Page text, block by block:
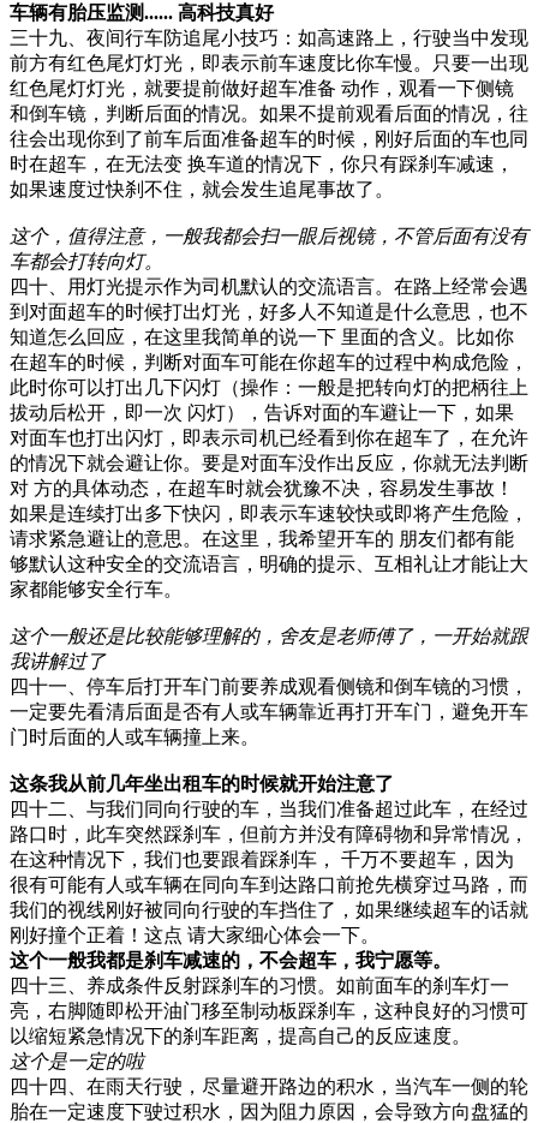
车辆有胎压监测...... 高科技真好
三十九、夜间行车防追尾小技巧：如高速路上，行驶当中发现
前方有红色尾灯灯光，即表示前车速度比你车慢。只要一出现
红色尾灯灯光，就要提前做好超车准备 动作，观看一下侧镜
和倒车镜，判断后面的情况。如果不提前观看后面的情况，往
往会出现你到了前车后面准备超车的时候，刚好后面的车也同
时在超车，在无法变 换车道的情况下，你只有踩刹车减速，
如果速度过快刹不住，就会发生追尾事故了。
这个，值得注意，一般我都会扫一眼后视镜，不管后面有没有
车都会打转向灯。
四十、用灯光提示作为司机默认的交流语言。在路上经常会遇
到对面超车的时候打出灯光，好多人不知道是什么意思，也不
知道怎么回应，在这里我简单的说一下 里面的含义。比如你
在超车的时候，判断对面车可能在你超车的过程中构成危险，
此时你可以打出几下闪灯（操作：一般是把转向灯的把柄往上
拔动后松开，即一次 闪灯），告诉对面的车避让一下，如果
对面车也打出闪灯，即表示司机已经看到你在超车了，在允许
的情况下就会避让你。要是对面车没作出反应，你就无法判断
对 方的具体动态，在超车时就会犹豫不决，容易发生事故！
如果是连续打出多下快闪，即表示车速较快或即将产生危险，
请求紧急避让的意思。在这里，我希望开车的 朋友们都有能
够默认这种安全的交流语言，明确的提示、互相礼让才能让大
家都能够安全行车。
这个一般还是比较能够理解的，舍友是老师傅了，一开始就跟
我讲解过了
四十一、停车后打开车门前要养成观看侧镜和倒车镜的习惯，
一定要先看清后面是否有人或车辆靠近再打开车门，避免开车
门时后面的人或车辆撞上来。
这条我从前几年坐出租车的时候就开始注意了
四十二、与我们同向行驶的车，当我们准备超过此车，在经过
路口时，此车突然踩刹车，但前方并没有障碍物和异常情况，
在这种情况下，我们也要跟着踩刹车， 千万不要超车，因为
很有可能有人或车辆在同向车到达路口前抢先横穿过马路，而
我们的视线刚好被同向行驶的车挡住了，如果继续超车的话就
刚好撞个正着！这点 请大家细心体会一下。
这个一般我都是刹车减速的，不会超车，我宁愿等。
四十三、养成条件反射踩刹车的习惯。如前面车的刹车灯一
亮，右脚随即松开油门移至制动板踩刹车，这种良好的习惯可
以缩短紧急情况下的刹车距离，提高自己的反应速度。
这个是一定的啦
四十四、在雨天行驶，尽量避开路边的积水，当汽车一侧的轮
胎在一定速度下驶过积水，因为阻力原因，会导致方向盘猛的